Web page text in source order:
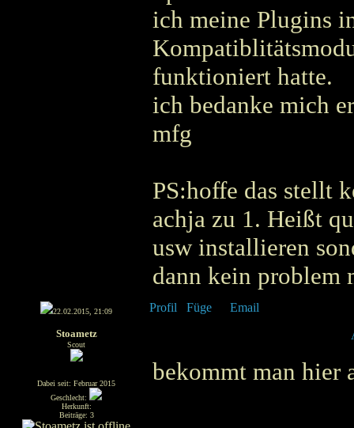
ich meine Plugins
funktioniert hatte.
ich bedanke mich
mfg
PS:hoffe das stellt
achja zu 1. Heißt
usw installieren
dann kein problem
22.02.2015, 21:09
Stoametz
Scout
Dabei seit: Februar 2015
Geschlecht:
Herkunft:
Beiträge: 3
bekommt man hier